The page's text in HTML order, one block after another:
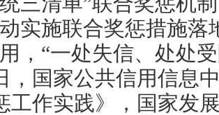
实施联合奖惩措施
，“一处失信、处处
，国家公共信用信息
工作实践》，国家发